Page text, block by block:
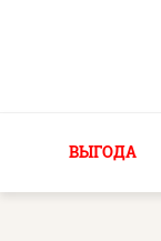
ВЫГОДА